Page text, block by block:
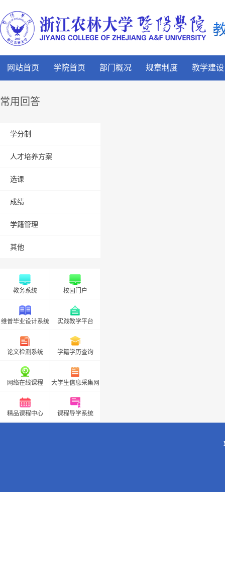
网站首页 学院首页 部门概况 规章制度 教学建设
常用回答
学分制
人才培养方案
选课
成绩
学籍管理
其他
教务系统 校园门户
维普毕业设计系统 实践教学平台
论文检测系统 学籍学历查询
网络在线课程 大学生信息采集网
精品课程中心 课程导学系统